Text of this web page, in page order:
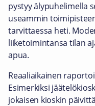
pystyy älypuhelimella
useammin
tarvittaessa heti.
liiketoimintansa tilan
apua.
Reaaliaikainen
Esimerkiksi
jokaisen kioskin